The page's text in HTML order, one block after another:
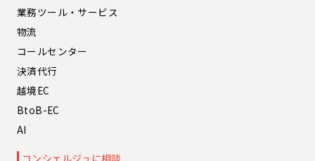
業務ツール・サービス
物流
コールセンター
決済代行
越境EC
BtoB-EC
AI
コンシェルジュに相談